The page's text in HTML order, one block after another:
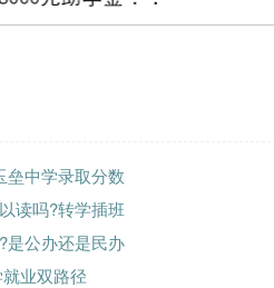
垒中学录取分数
读吗?转学插班
是公办还是民办
业双路径